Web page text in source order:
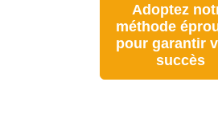
Adoptez
méthode
pour garantir
succès